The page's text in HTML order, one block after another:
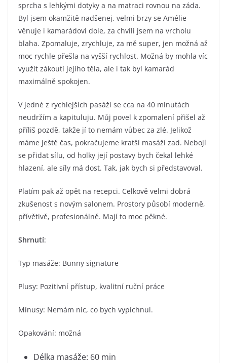
sprcha s lehkými dotyky a na matraci rovnou na záda.
Byl jsem okamžitě nadšenej, velmi brzy se Amélie
věnuje i kamarádovi dole, za chvíli jsem na vrcholu
blaha. Zpomaluje, zrychluje, za mě super, jen možná až
moc rychle přešla na vyšší rychlost. Možná by mohla víc
využít zákoutí jejího těla, ale i tak byl kamarád
maximálně spokojen.
V jedné z rychlejších pasáží se cca na 40 minutách
neudržím a kapituluju. Můj povel k zpomalení přišel až
příliš pozdě, takže jí to nemám vůbec za zlé. Jelikož
máme ještě čas, pokračujeme kratší masáží zad. Nebojí
se přidat sílu, od holky její postavy bych čekal lehké
hlazení, ale síly má dost. Tak, jak bych si představoval.
Platím pak až opět na recepci. Celkově velmi dobrá
zkušenost s novým salonem. Prostory působí moderně,
přívětivě, profesionálně. Mají to moc pěkné.
Shrnutí:
Typ masáže: Bunny signature
Plusy: Pozitivní přístup, kvalitní ruční práce
Mínusy: Nemám nic, co bych vypíchnul.
Opakování: možná
Délka masáže: 60 min